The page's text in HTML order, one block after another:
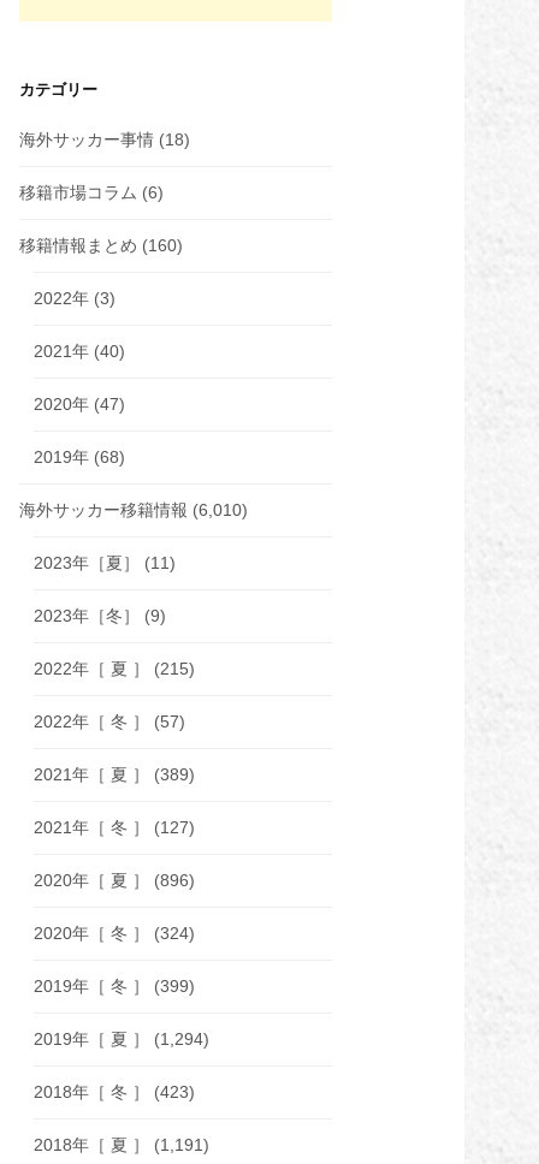
カテゴリー
海外サッカー事情 (18)
移籍市場コラム (6)
移籍情報まとめ (160)
2022年 (3)
2021年 (40)
2020年 (47)
2019年 (68)
海外サッカー移籍情報 (6,010)
2023年［夏］ (11)
2023年［冬］ (9)
2022年［ 夏 ］ (215)
2022年［ 冬 ］ (57)
2021年［ 夏 ］ (389)
2021年［ 冬 ］ (127)
2020年［ 夏 ］ (896)
2020年［ 冬 ］ (324)
2019年［ 冬 ］ (399)
2019年［ 夏 ］ (1,294)
2018年［ 冬 ］ (423)
2018年［ 夏 ］ (1,191)